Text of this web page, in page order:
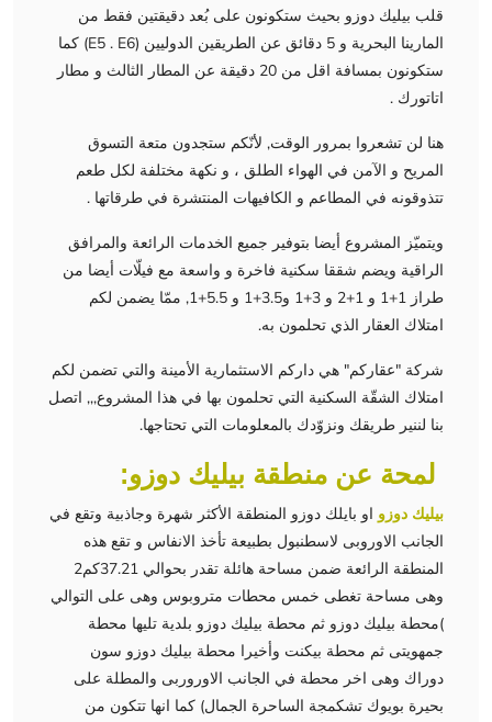
قلب بيليك دوزو بحيث ستكونون على بُعد دقيقتين فقط من
المارينا البحرية و 5 دقائق عن الطريقين الدوليين (E5 . E6) كما
ستكونون بمسافة اقل من 20 دقيقة عن المطار الثالث و مطار
اتاتورك .
هنا لن تشعروا بمرور الوقت, لأنّكم ستجدون متعة التسوق
المريح و الآمن في الهواء الطلق ، و نكهة مختلفة لكل طعم
تتذوقونه في المطاعم و الكافيهات المنتشرة في طرقاتها .
ويتميّز المشروع أيضا بتوفير جميع الخدمات الرائعة والمرافق
الراقية ويضم شققا سكنية فاخرة و واسعة مع فيلّات أيضا من
طراز 1+1 و 1+2 و 3+1 و3.5+1 و 5.5+1, ممّا يضمن لكم
امتلاك العقار الذي تحلمون به.
شركة "عقاركم" هي داركم الاستثمارية الأمينة والتي تضمن لكم
امتلاك الشقّة السكنية التي تحلمون بها في هذا المشروع,,, اتصل
بنا لننير طريقك ونزوّدك بالمعلومات التي تحتاجها.
لمحة عن منطقة بيليك دوزو:
بيليك دوزو او بايلك دوزو المنطقة الأكثر شهرة وجاذبية وتقع في
الجانب الاوروبى لاسطنبول بطبيعة تأخذ الانفاس و تقع هذه
المنطقة الرائعة ضمن مساحة هائلة تقدر بحوالي 37.21كم2
وهى مساحة تغطى خمس محطات متروبوس وهى على التوالي
)محطة بيليك دوزو ثم محطة بيليك دوزو بلدية تليها محطة
جمهويتى ثم محطة بيكنت وأخيرا محطة بيليك دوزو سون
دوراك وهى اخر محطة في الجانب الاوروربى والمطلة على
بحيرة بويوك تشكمجة الساحرة الجمال) كما انها تتكون من